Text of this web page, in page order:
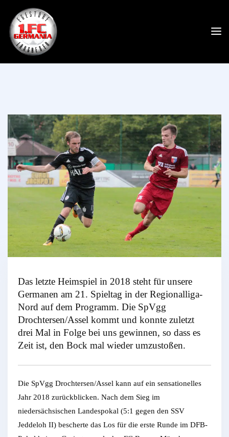
Das letzte Heimspiel in 2018 steht für unsere
Germanen am 21. Spieltag in der Regionalliga-
Nord auf dem Programm. Die SpVgg
Drochtersen/Assel kommt und konnte zuletzt
drei Mal in Folge bei uns gewinnen, so dass es
Zeit ist, den Bock mal wieder umzustoßen.
Die SpVgg Drochtersen/Assel kann auf ein sensationelles
Jahr 2018 zurückblicken. Nach dem Sieg im
niedersächsischen Landespokal (5:1 gegen den SSV
Jeddeloh II) bescherte das Los für die erste Runde im DFB-